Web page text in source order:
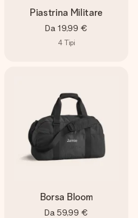
Piastrina Militare
Da 19,99 €
4 Tipi
Borsa Bloom
Da 59,99 €